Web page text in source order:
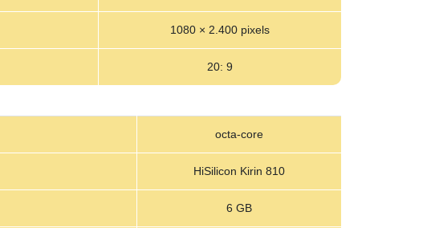
1080 × 2.400 pixels
20: 9
octa-core
HiSilicon Kirin 810
6 GB